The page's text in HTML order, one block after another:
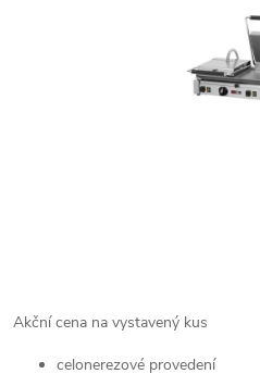
Akční cena na vystavený kus
celonerezové provedení